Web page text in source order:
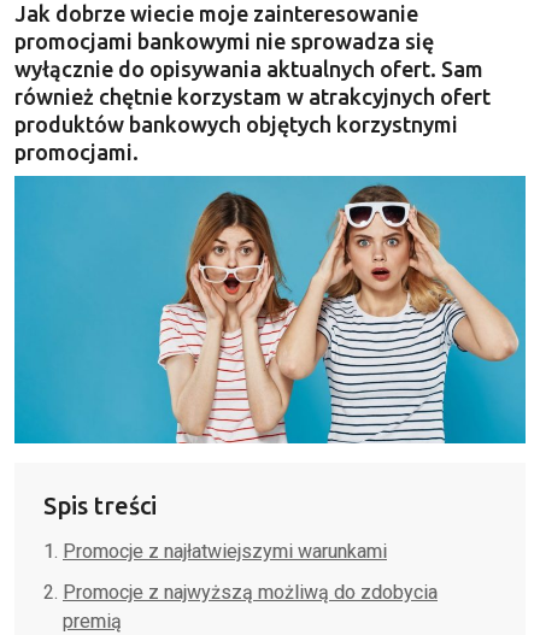
Jak dobrze wiecie moje zainteresowanie
promocjami bankowymi nie sprowadza się
wyłącznie do opisywania aktualnych ofert. Sam
również chętnie korzystam w atrakcyjnych ofert
produktów bankowych objętych korzystnymi
promocjami.
Spis treści
Promocje z najłatwiejszymi warunkami
Promocje z najwyższą możliwą do zdobycia
premią